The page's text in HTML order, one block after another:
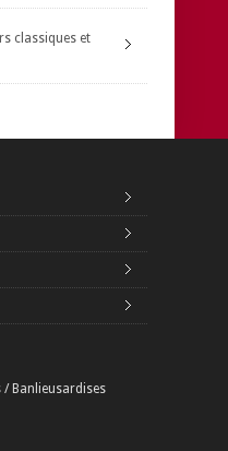
classiques et
Banlieusardises